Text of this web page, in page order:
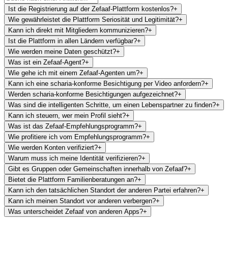
Ist die Registrierung auf der Zefaaf-Plattform kostenlos?+
Wie gewährleistet die Plattform Seriosität und Legitimität?+
Kann ich direkt mit Mitgliedern kommunizieren?+
Ist die Plattform in allen Ländern verfügbar?+
Wie werden meine Daten geschützt?+
Was ist ein Zefaaf-Agent?+
Wie gehe ich mit einem Zefaaf-Agenten um?+
Kann ich eine scharia-konforme Besichtigung per Video anfordern?+
Werden scharia-konforme Besichtigungen aufgezeichnet?+
Was sind die intelligenten Schritte, um einen Lebenspartner zu finden?+
Kann ich steuern, wer mein Profil sieht?+
Was ist das Zefaaf-Empfehlungsprogramm?+
Wie profitiere ich vom Empfehlungsprogramm?+
Wie werden Konten verifiziert?+
Warum muss ich meine Identität verifizieren?+
Gibt es Gruppen oder Gemeinschaften innerhalb von Zefaaf?+
Bietet die Plattform Familienberatungen an?+
Kann ich den tatsächlichen Standort der anderen Partei erfahren?+
Kann ich meinen Standort vor anderen verbergen?+
Was unterscheidet Zefaaf von anderen Apps?+